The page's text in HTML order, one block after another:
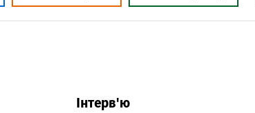
Інтерв'ю